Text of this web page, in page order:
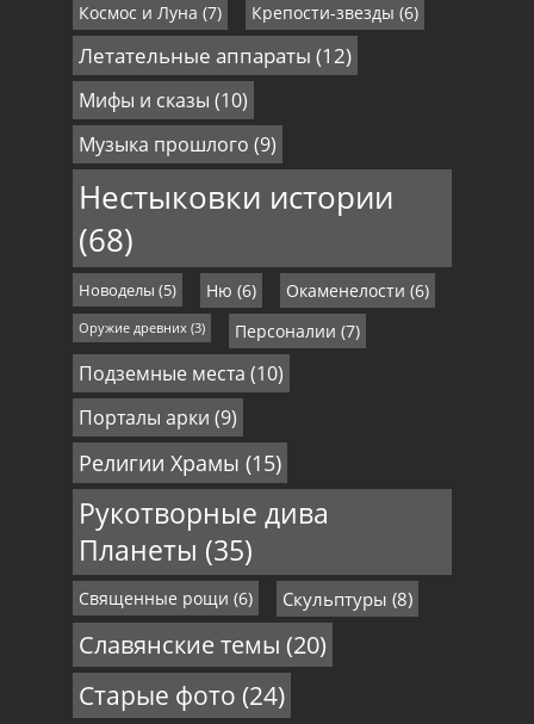
Космос и Луна (7) Крепости-звезды (6)
Летательные аппараты (12)
Мифы и сказы (10)
Музыка прошлого (9)
Нестыковки истории
(68)
Новоделы (5) Ню (6) Окаменелости (6)
Оружие древних(3) Персоналии (7)
Подземные места (10)
Порталы арки (9)
Религии Храмы (15)
Рукотворные дива
Планеты (35)
Священные рощи (6) Скульптуры (8)
Славянские темы (20)
Старые фото (24)